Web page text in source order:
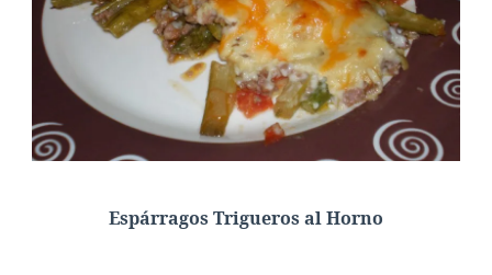
Espárragos Trigueros al Horno